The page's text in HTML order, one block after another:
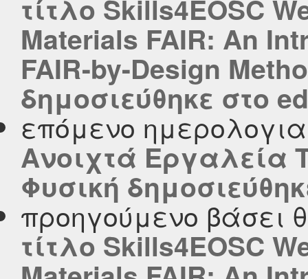
τίτλο Skills4EOSC
Materials FAIR: An
FAIR-by-Design
δημοσιεύθηκε στο
επόμενο
Ανοιχτά Εργαλεία
Φυσική
προηγούμενο βάσει
τίτλο Skills4EOSC